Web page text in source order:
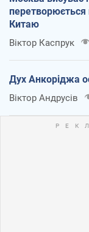
перетворюється
Китаю
Віктор Каспрук
Дух Анкоріджа
Віктор Андрусів